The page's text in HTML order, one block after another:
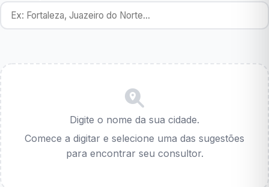
Digite o nome da sua cidade.
Comece a digitar e selecione uma das sugestões
para encontrar seu consultor.